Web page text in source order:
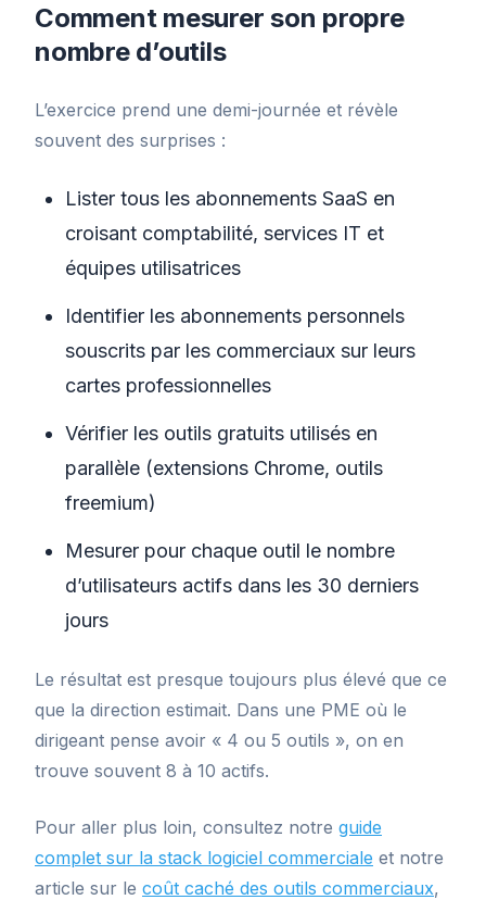
Comment mesurer son propre
nombre d’outils
L’exercice prend une demi-journée et révèle
souvent des surprises :
Lister tous les abonnements SaaS en
croisant comptabilité, services IT et
équipes utilisatrices
Identifier les abonnements personnels
souscrits par les commerciaux sur leurs
cartes professionnelles
Vérifier les outils gratuits utilisés en
parallèle (extensions Chrome, outils
freemium)
Mesurer pour chaque outil le nombre
d’utilisateurs actifs dans les 30 derniers
jours
Le résultat est presque toujours plus élevé que ce
que la direction estimait. Dans une PME où le
dirigeant pense avoir « 4 ou 5 outils », on en
trouve souvent 8 à 10 actifs.
Pour aller plus loin, consultez notre guide
complet sur la stack logiciel commerciale et notre
article sur le coût caché des outils commerciaux,